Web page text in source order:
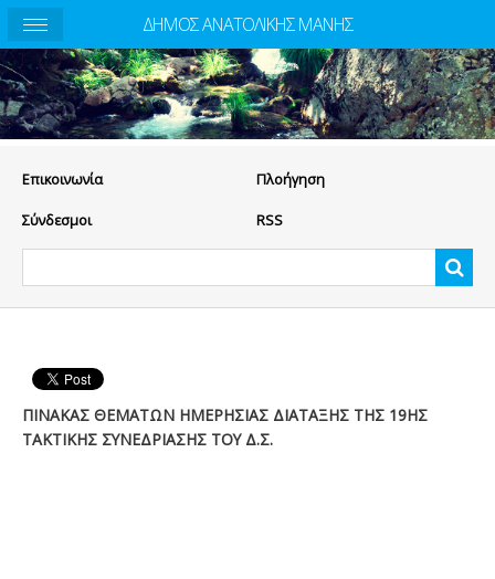
Eπικοινωνία Πλοήγηση
Σύνδεσμοι RSS
ΠΙΝΑΚΑΣ ΘΕΜΑΤΩΝ ΗΜΕΡΗΣΙΑΣ ΔΙΑΤΑΞΗΣ ΤΗΣ 19ΗΣ
ΤΑΚΤΙΚΗΣ ΣΥΝΕΔΡΙΑΣΗΣ ΤΟΥ Δ.Σ.
ΔΗΜΟΣ ΑΝΑΤΟΛΙΚΗΣ ΜΑΝΗΣ